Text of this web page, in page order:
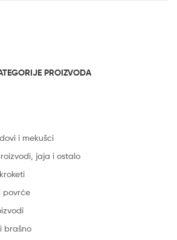
PROIZVODA
i mekušci
jaja i ostalo
povrće
brašno